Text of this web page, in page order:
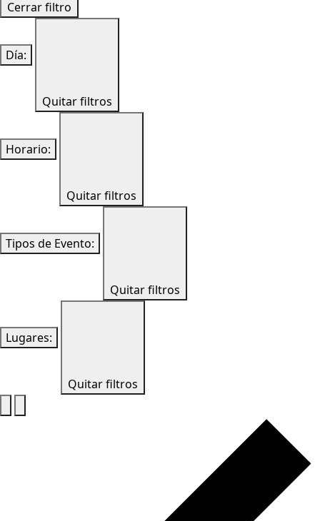
Cerrar filtro
Día:
Quitar filtros
Horario:
Quitar filtros
Tipos de Evento:
Quitar filtros
Lugares:
Quitar filtros